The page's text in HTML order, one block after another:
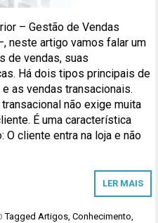
– Gestão de Vendas
neste artigo vamos falar um
de vendas, suas
Há dois tipos principais de
as vendas transacionais.
não exige muita
É uma característica
O cliente entra na loja e não
LER MAIS
TaggedArtigos,Conhecimento,